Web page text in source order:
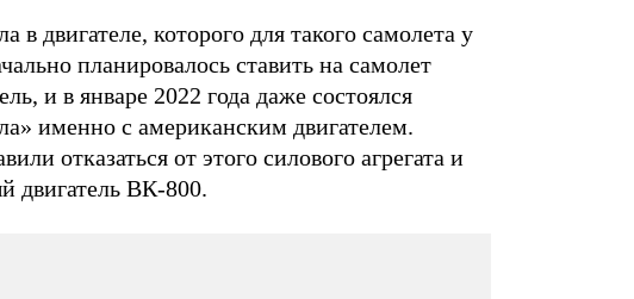
в двигателе, которого для такого самолета у
планировалось ставить на самолет
и в январе 2022 года даже состоялся
именно с американским двигателем.
отказаться от этого силового агрегата и
двигатель ВК-800.